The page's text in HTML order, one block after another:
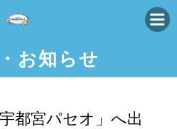
お知らせ
都宮パセオ」へ出